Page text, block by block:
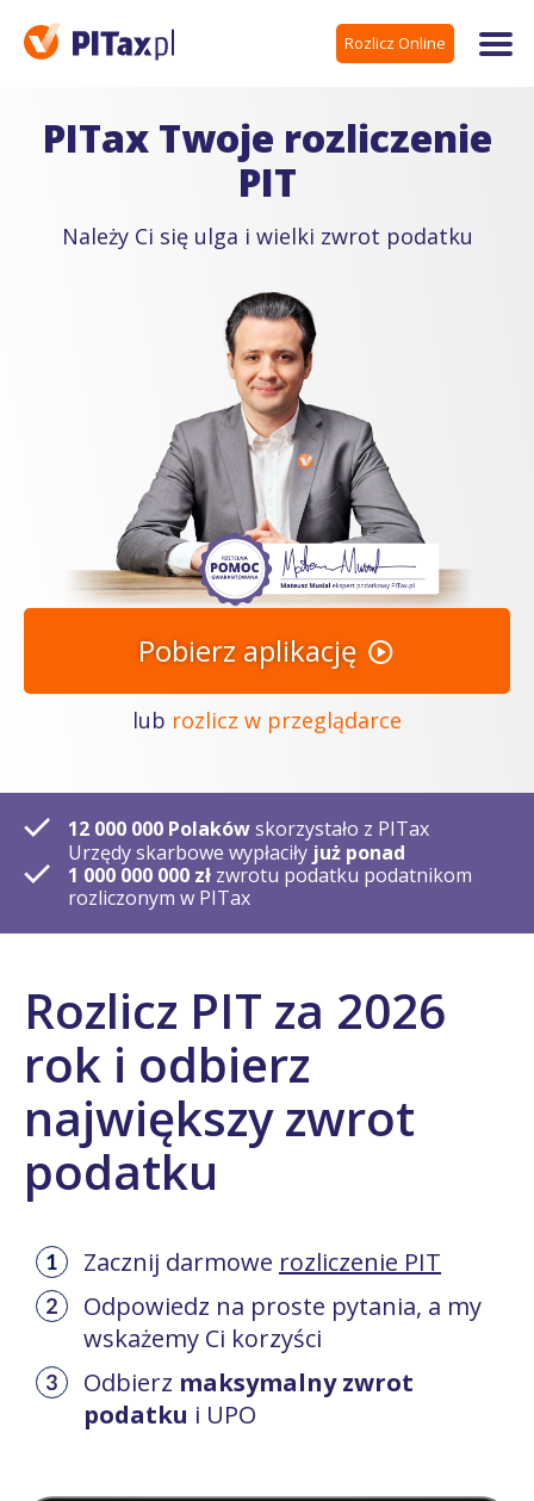
Rozlicz Online
PITax Twoje rozliczenie
PIT
Należy Ci się ulga i wielki zwrot podatku
Pobierz aplikację
lub rozlicz w przeglądarce
12 000 000 Polakówskorzystało z PITax
Urzędy skarbowe wypłaciły już ponad
1 000 000 000 zł zwrotu podatku podatnikom
rozliczonym w PITax
Rozlicz PIT za 2026
rok i odbierz
największy zwrot
podatku
Zacznij darmowe rozliczenie PIT
Odpowiedz na proste pytania, a my
wskażemy Ci korzyści
Odbierz maksymalny zwrot
podatku i UPO